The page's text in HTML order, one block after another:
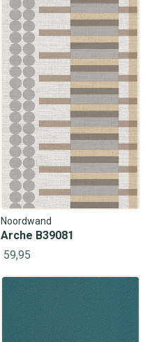
Noordwand
Arche B39081
59,95